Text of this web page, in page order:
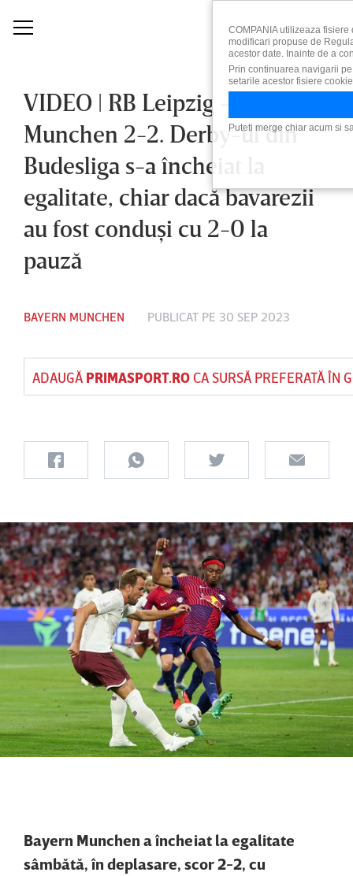
VIDEO | RB Leipzig – Bayern
Munchen 2-2. Derby-ul din
Budesliga s-a încheiat la
egalitate, chiar dacă bavarezii
au fost conduşi cu 2-0 la
pauză
BAYERN MUNCHEN PUBLICAT PE 30 SEP 2023
ADAUGĂ PRIMASPORT.ROCA SURSĂ PREFERATĂ ÎN
Bayern Munchen a încheiat la egalitate
sâmbătă, în deplasare, scor 2-2, cu
COMPANIA utilizeaza
modificari propuse de
acestor date. Inainte de a
Prin continuarea navigarii
setarile acestor fisiere
Puteti merge chiar acum si